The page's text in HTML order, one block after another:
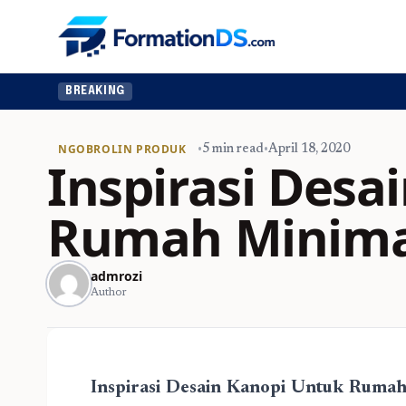
BREAKING
NGOBROLIN PRODUK •5 min read•April 18, 2020
Inspirasi
Rumah
admrozi
Author
Inspirasi Desain Kanopi Untuk